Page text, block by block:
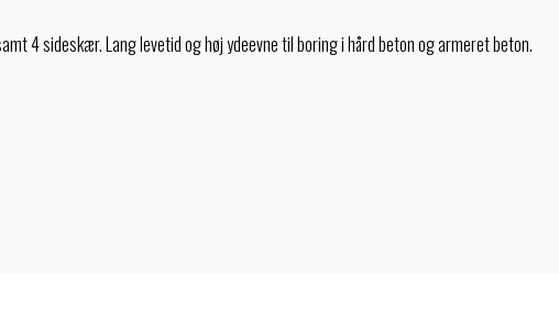
4 sideskær. Lang levetid og høj ydeevne til boring i hård beton og armeret beton.